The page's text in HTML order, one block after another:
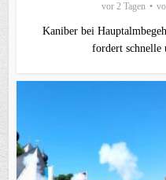
vor 2 Tagen
Kaniber bei
fordert schnelle